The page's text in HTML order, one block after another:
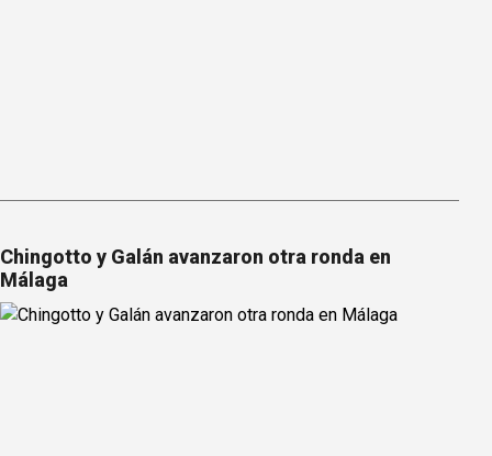
Chingotto y Galán avanzaron otra ronda en
Málaga